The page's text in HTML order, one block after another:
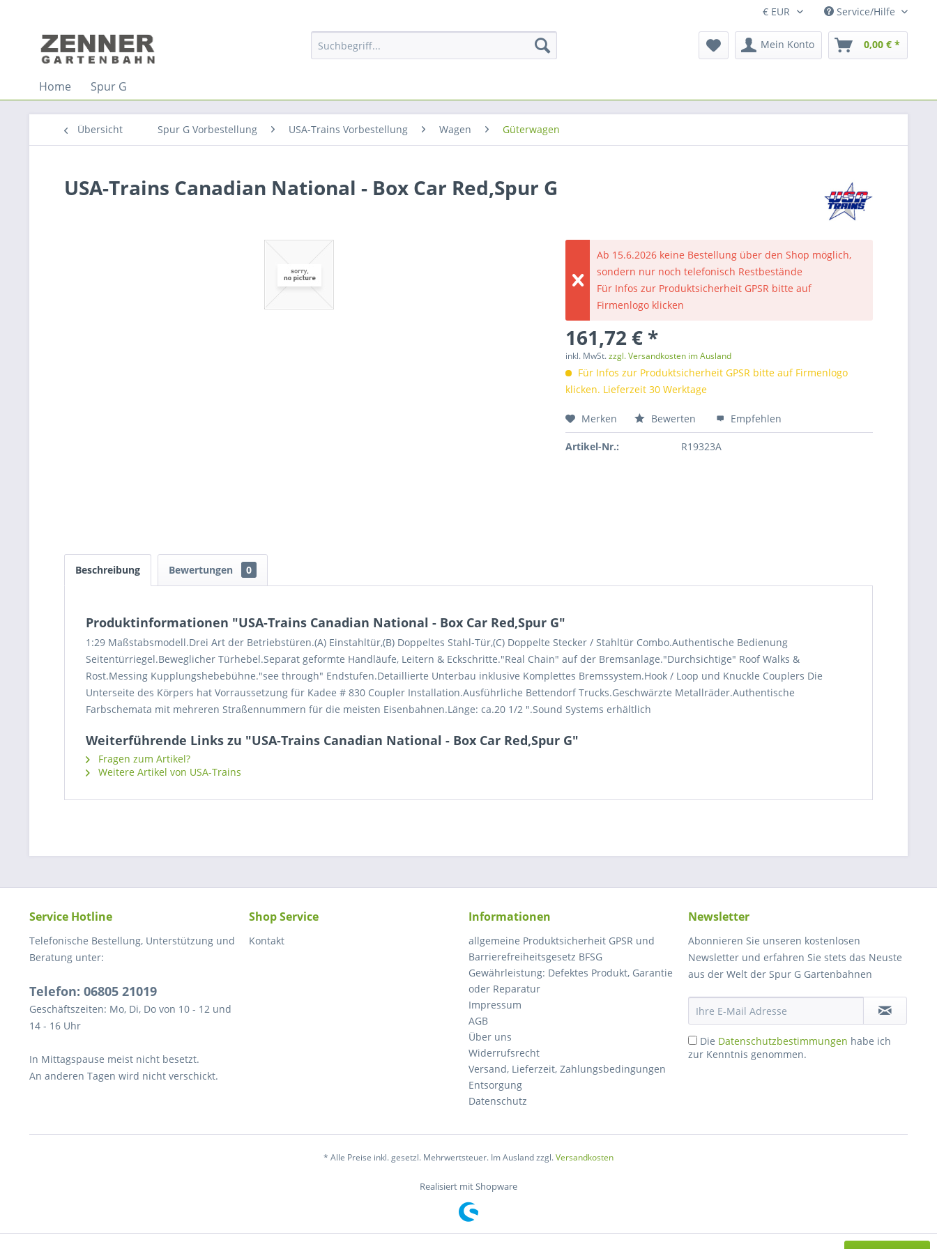
Service/Hilfe
Mein Konto 0,00 € *
Home Spur G
Übersicht Spur G Vorbestellung USA-Trains Vorbestellung Wagen Güterwagen
USA-Trains Canadian National - Box Car Red,Spur G
Ab 15.6.2026 keine Bestellung über den Shop möglich,
sondern nur noch telefonisch Restbestände
Für Infos zur Produktsicherheit GPSR bitte auf
Firmenlogo klicken
161,72 € *
inkl. MwSt.zzgl. Versandkosten im Ausland
Für Infos zur Produktsicherheit GPSR bitte auf Firmenlogo
klicken. Lieferzeit 30 Werktage
Merken Bewerten Empfehlen
Artikel-Nr.: R19323A
Beschreibung Bewertungen 0
Produktinformationen "USA-Trains Canadian National - Box Car Red,Spur G"
1:29 Maßstabsmodell.Drei Art der Betriebstüren.(A) Einstahltür,(B) Doppeltes Stahl-Tür,(C) Doppelte Stecker / Stahltür Combo.Authentische Bedienung
Seitentürriegel.Beweglicher Türhebel.Separat geformte Handläufe, Leitern & Eckschritte."Real Chain" auf der Bremsanlage."Durchsichtige" Roof Walks &
Rost.Messing Kupplungshebebühne."see through" Endstufen.Detaillierte Unterbau inklusive Komplettes Bremssystem.Hook / Loop und Knuckle Couplers Die
Unterseite des Körpers hat Vorraussetzung für Kadee # 830 Coupler Installation.Ausführliche Bettendorf Trucks.Geschwärzte Metallräder.Authentische
Farbschemata mit mehreren Straßennummern für die meisten Eisenbahnen.Länge: ca.20 1/2 ".Sound Systems erhältlich
Weiterführende Links zu "USA-Trains Canadian National - Box Car Red,Spur G"
Fragen zum Artikel?
Weitere Artikel von USA-Trains
Service Hotline
Telefonische Bestellung, Unterstützung und
Beratung unter:
Telefon: 06805 21019
Geschäftszeiten: Mo, Di, Do von 10 - 12 und
14 - 16 Uhr
In Mittagspause meist nicht besetzt.
An anderen Tagen wird nicht verschickt.
Shop Service
Kontakt
Informationen
allgemeine Produktsicherheit GPSR und
Barrierefreiheitsgesetz BFSG
Gewährleistung: Defektes Produkt, Garantie
oder Reparatur
Impressum
AGB
Über uns
Widerrufsrecht
Versand, Lieferzeit, Zahlungsbedingungen
Entsorgung
Datenschutz
Newsletter
Abonnieren Sie unseren kostenlosen
Newsletter und erfahren Sie stets das Neuste
aus der Welt der Spur G Gartenbahnen
Die Datenschutzbestimmungen habe ich
zur Kenntnis genommen.
* Alle Preise inkl. gesetzl. Mehrwertsteuer. Im Ausland zzgl.Versandkosten
Realisiert mit Shopware